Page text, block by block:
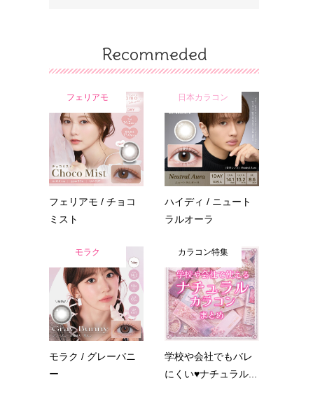
Recommeded
フェリアモ
フェリアモ / チョコ
ミスト
日本カラコン
ハイディ / ニュート
ラルオーラ
モラク
モラク / グレーバニ
ー
カラコン特集
学校や会社でもバレ
にくい♥ナチュラル...